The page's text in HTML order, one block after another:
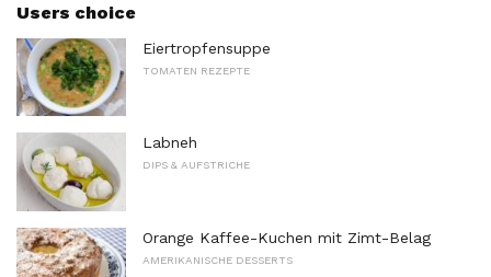
Users choice
Eiertropfensuppe
TOMATEN REZEPTE
Labneh
DIPS & AUFSTRICHE
Orange Kaffee-Kuchen mit Zimt-Belag
AMERIKANISCHE DESSERTS